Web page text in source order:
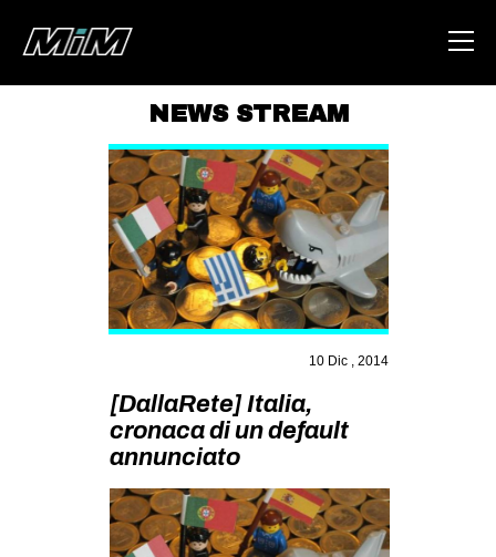
ABOUT
AREA
DEGENERAZIONE
GAZA FREESTYLE
STUDENTI TSUNAMI
ZAM
MILANO
MOBILITAZIONI
NEWS STREAM
10 Dic , 2014
[DallaRete] Italia,
cronaca di un default
annunciato